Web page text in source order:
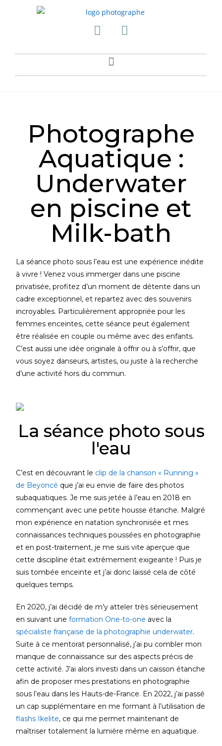
Photographe
Aquatique :
Underwater
en piscine et
Milk-bath
La séance photo sous l’eau est une expérience inédite
à vivre ! Venez vous immerger dans une piscine
privatisée, profitez d’un moment de détente dans un
cadre exceptionnel, et repartez avec des souvenirs
incroyables. Particulièrement appropriée pour les
femmes enceintes, cette séance peut également
être réalisée en couple ou même avec des enfants.
C’est aussi une idée originale à offrir ou à s’offrir, que
vous soyez danseurs, artistes, ou juste à la recherche
d’une activité hors du commun.
La séance photo sous
l'eau
C’est en découvrant le clip de la chanson « Running »
de Beyoncé que j’ai eu envie de faire des photos
subaquatiques. Je me suis jetée à l’eau en 2018 en
commençant avec une petite housse étanche. Malgré
mon expérience en natation synchronisée et mes
connaissances techniques poussées en photographie
et en post-traitement, je me suis vite aperçue que
cette discipline était extrêmement exigeante ! Puis je
suis tombée enceinte et j’ai donc laissé cela de côté
quelques temps.
En 2020, j’ai décidé de m’y atteler très sérieusement
en suivant uneformation One-to-one avec la
spécialiste française de la photographie underwater.
Suite à ce mentorat personnalisé, j’ai pu combler mon
manque de connaissance sur des aspects précis de
cette activité. J’ai alors investi dans un caisson étanche
afin de proposer mes prestations en photographie
sous l’eau dans les Hauts-de-France. En 2022, j’ai passé
un cap supplémentaire en me formant à l’utilisation de
flashs Ikelite, ce qui me permet maintenant de
maîtriser totalement la lumière même en aquatique.